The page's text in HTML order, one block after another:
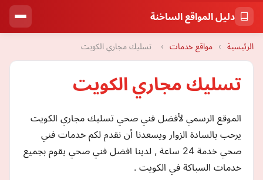
دليل المواقع الساخنة
الرئيسية › مواقع خدمات › تسليك مجاري الكويت
تسليك مجاري الكويت
الموقع الرسمي لأفضل فني صحي تسليك مجاري الكويت
يرحب بالسادة الزوار ويسعدنا أن نقدم لكم خدمات فني
صحي خدمة 24 ساعة , لدينا افضل فني صحي يقوم بجميع
خدمات السباكة في الكويت .